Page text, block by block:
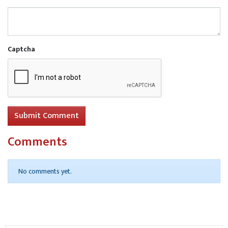
Captcha
Submit Comment
Comments
No comments yet.